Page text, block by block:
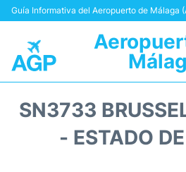
Guía Informativa del Aeropuerto de Málaga
SN3733
- ESTADO